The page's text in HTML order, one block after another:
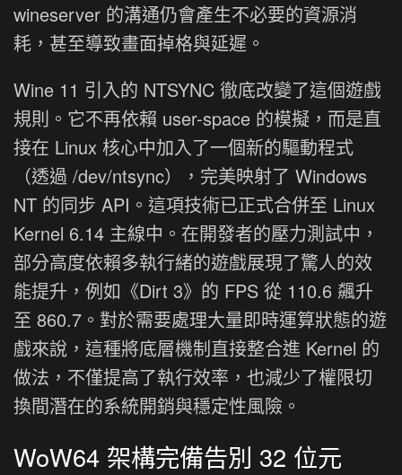
wineserver 的溝通仍會產生不必要的資源消
耗，甚至導致畫面掉格與延遲。
Wine 11 引入的 NTSYNC 徹底改變了這個遊戲
規則。它不再依賴 user-space 的模擬，而是直
接在 Linux 核心中加入了一個新的驅動程式
（透過 /dev/ntsync），完美映射了 Windows
NT 的同步 API。這項技術已正式合併至 Linux
Kernel 6.14 主線中。在開發者的壓力測試中，
部分高度依賴多執行緒的遊戲展現了驚人的效
能提升，例如《Dirt 3》的 FPS 從 110.6 飆升
至 860.7。對於需要處理大量即時運算狀態的遊
戲來說，這種將底層機制直接整合進 Kernel 的
做法，不僅提高了執行效率，也減少了權限切
換間潛在的系統開銷與穩定性風險。
WoW64 架構完備告別 32 位元